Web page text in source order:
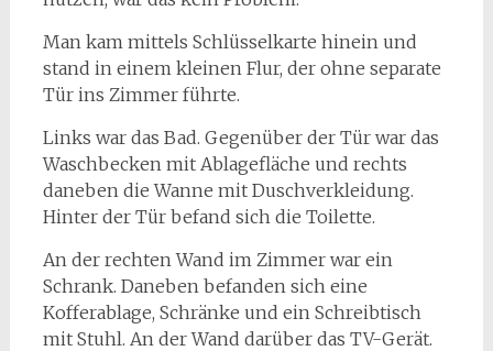
Man kam mittels Schlüsselkarte hinein und
stand in einem kleinen Flur, der ohne separate
Tür ins Zimmer führte.
Links war das Bad. Gegenüber der Tür war das
Waschbecken mit Ablagefläche und rechts
daneben die Wanne mit Duschverkleidung.
Hinter der Tür befand sich die Toilette.
An der rechten Wand im Zimmer war ein
Schrank. Daneben befanden sich eine
Kofferablage, Schränke und ein Schreibtisch
mit Stuhl. An der Wand darüber das TV-Gerät.